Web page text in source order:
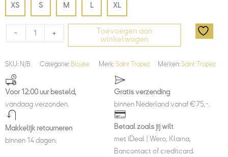
XS S M L XL
- +
Toevoegen aan
winkelwagen
SKU: N/B Categorie: Blouse Merk: Saint Tropez Merken: Saint Tropez
Voor 12:00 uur besteld,
vandaag verzonden.
Gratis verzending
binnen Nederland vanaf €75,-.
Makkelijk retourneren
binnen 14 dagen.
Betaal zoals jij wilt
met iDeal | Wero, Klarna,
Bancontact of creditcard.